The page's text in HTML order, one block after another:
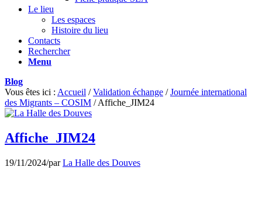
Le lieu
Les espaces
Histoire du lieu
Contacts
Rechercher
Menu
Blog
Vous êtes ici : Accueil / Validation échange / Journée international
des Migrants – COSIM / Affiche_JIM24
Affiche_JIM24
19/11/2024/parLa Halle des Douves